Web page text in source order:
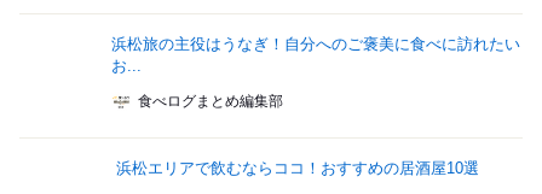
浜松旅の主役はうなぎ！自分へのご褒美に食べに訪れたい
お...
食べログまとめ編集部
浜松エリアで飲むならココ！おすすめの居酒屋10選